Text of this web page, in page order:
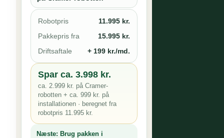
Robotpris
11.995 kr.
Pakkepris fra
15.995 kr.
Driftsaftale
+ 199 kr./md.
Spar ca. 3.998 kr.
ca. 2.999 kr. på Cramer-
robotten + ca. 999 kr. på
installationen · beregnet fra
robotpris 11.995 kr.
Næste: Brug pakken i